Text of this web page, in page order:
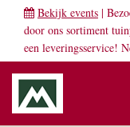
Bekijk events |
door ons sortiment
een leveringsservice!